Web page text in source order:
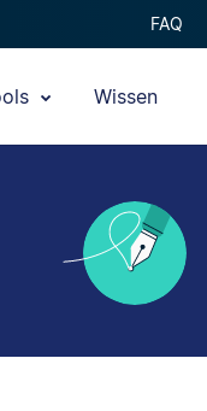
FAQ
Wissen